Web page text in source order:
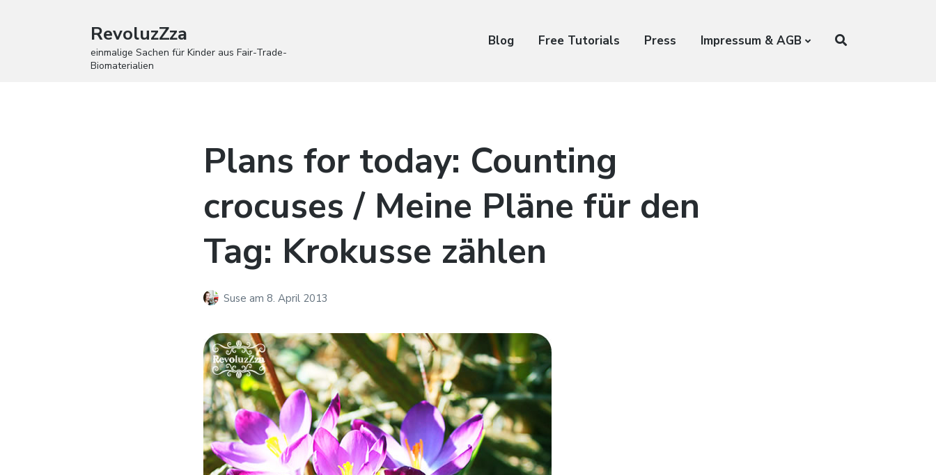
RevoluzZza
einmalige Sachen für Kinder aus Fair-Trade-
Biomaterialien
Blog Free Tutorials Press Impressum & AGB
Plans for today: Counting
crocuses / Meine Pläne für den
Tag: Krokusse zählen
Suseam 8. April 2013